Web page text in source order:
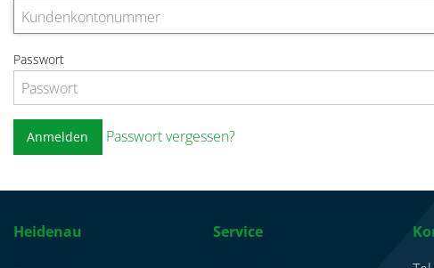
Passwort
Anmelden Passwort vergessen?
Heidenau Service